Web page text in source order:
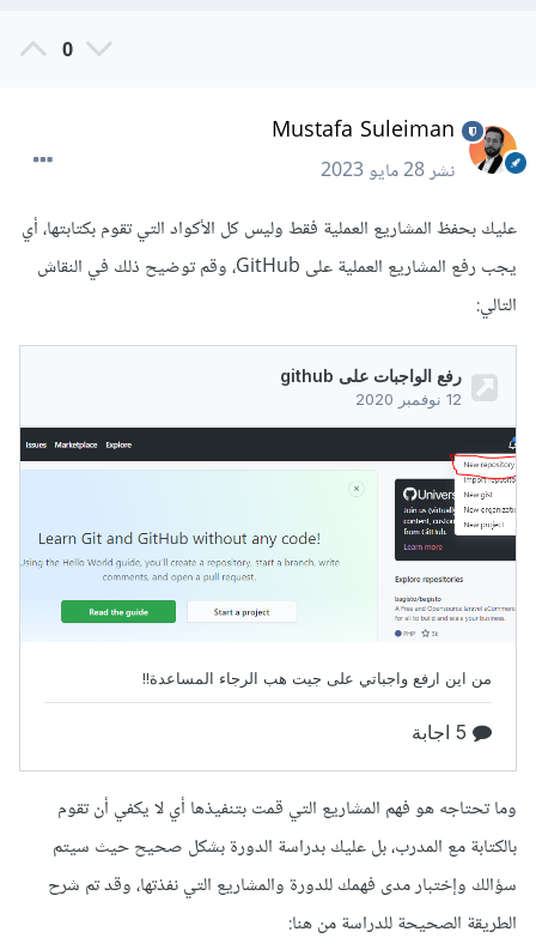
0
Mustafa Suleiman
نشر28 مايو 2023
عليك بحفظ المشاريع العملية فقط وليس كل الأكواد التي تقوم بكتابتها، أي
يجب رفع المشاريع العملية على GitHub، وقم توضيح ذلك في النقاش
التالي:
وما تحتاجه هو فهم المشاريع التي قمت بتنفيذها أي لا يكفي أن تقوم
بالكتابة مع المدرب، بل عليك بدراسة الدورة بشكل صحيح حيث سيتم
سؤالك وإختبار مدى فهمك للدورة والمشاريع التي نفذتها، وقد تم شرح
الطريقة الصحيحة للدراسة من هنا: